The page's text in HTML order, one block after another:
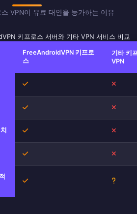
VPN이 유료 대안을 능가하는 이유
키프로스 서버와 기타 VPN 서비스 비교
FreeAndroidVPN 키프로
스
기타 키
VPN
예
예
예
예
예